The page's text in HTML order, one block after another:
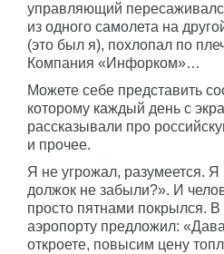
управляющий
из одного самолета на
(это был я), похлопал по
Компания «Инфорком»…
Можете себе представить
которому каждый день с
рассказывали про
и прочее.
Я не угрожал, разумеется.
должок не забыли?». И
просто пятнами покрылся. В
аэропорту предложил:
откроете, повысим цену